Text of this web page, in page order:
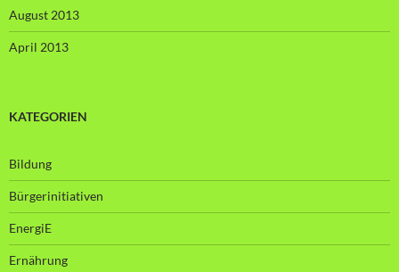
August 2013
April 2013
KATEGORIEN
Bildung
Bürgerinitiativen
EnergiE
Ernährung